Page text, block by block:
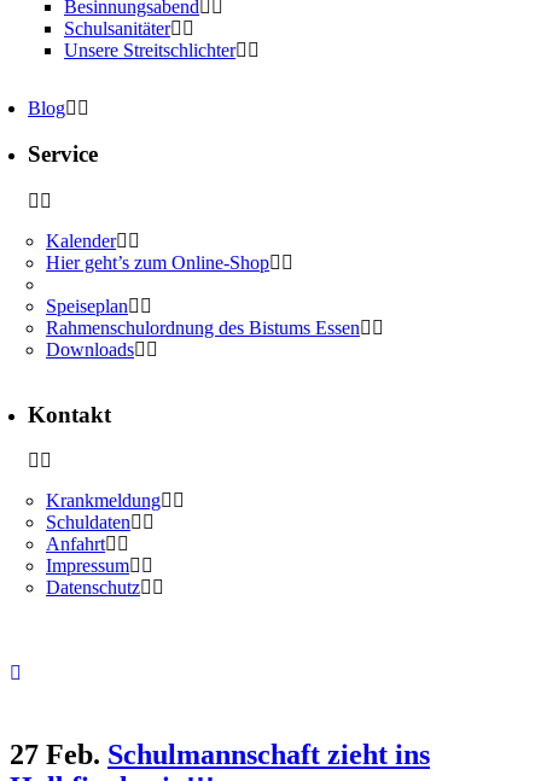
Besinnungsabend
Schulsanitäter
Unsere Streitschlichter
Blog
Service
Kalender
Hier geht’s zum Online-Shop
Speiseplan
Rahmenschulordnung des Bistums Essen
Downloads
Kontakt
Krankmeldung
Schuldaten
Anfahrt
Impressum
Datenschutz
27 Feb. Schulmannschaft zieht ins